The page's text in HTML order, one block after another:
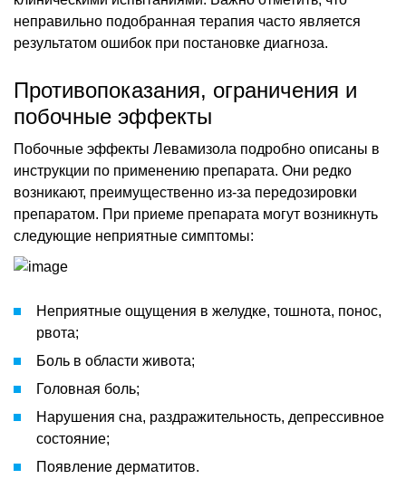
неправильно подобранная терапия часто является
результатом ошибок при постановке диагноза.
Противопоказания, ограничения и
побочные эффекты
Побочные эффекты Левамизола подробно описаны в
инструкции по применению препарата. Они редко
возникают, преимущественно из-за передозировки
препаратом. При приеме препарата могут возникнуть
следующие неприятные симптомы:
Неприятные ощущения в желудке, тошнота, понос,
рвота;
Боль в области живота;
Головная боль;
Нарушения сна, раздражительность, депрессивное
состояние;
Появление дерматитов.